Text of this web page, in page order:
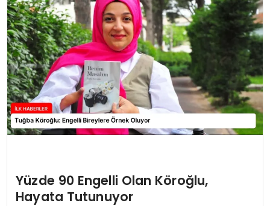
Yüzde 90 Engelli Olan Köroğlu,
Hayata Tutunuyor